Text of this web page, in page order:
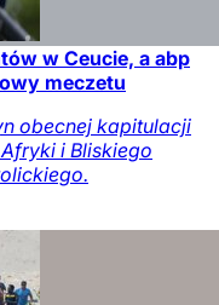
w Ceucie, a abp
meczetu
obecnej kapitulacji
i Bliskiego